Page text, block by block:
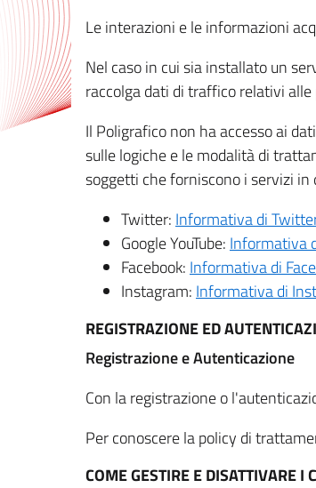
Le interazioni e le informazioni
Nel caso in cui sia installato un
raccolga dati di traffico relativi
Il Poligrafico non ha accesso ai
sulle logiche e le modalità di
soggetti che forniscono i servizi in
Twitter: Informativa di
Google YouTube: Informativa
Facebook: Informativa di
Instagram: Informativa di
REGISTRAZIONE ED
Registrazione e Autenticazione
Con la registrazione o
Per conoscere la policy di
COME GESTIRE E DISATTIVARE